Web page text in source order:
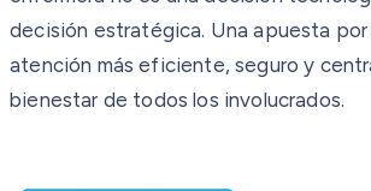
decisión estratégica. Una apuesta por
atención más eficiente, seguro y
bienestar de todos los involucrados.